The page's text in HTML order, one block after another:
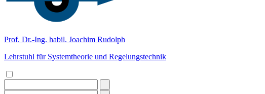
Prof. Dr.-Ing. habil. Joachim Rudolph
Lehrstuhl für Systemtheorie und Regelungstechnik